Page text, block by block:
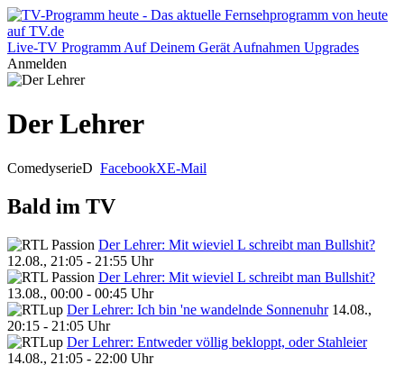
Live-TV Programm Auf Deinem Gerät Aufnahmen Upgrades
Anmelden
Der Lehrer
ComedyserieD FacebookXE-Mail
Bald im TV
Der Lehrer: Mit wieviel L schreibt man Bullshit?
12.08., 21:05 - 21:55 Uhr
Der Lehrer: Mit wieviel L schreibt man Bullshit?
13.08., 00:00 - 00:45 Uhr
Der Lehrer: Ich bin 'ne wandelnde Sonnenuhr 14.08.,
20:15 - 21:05 Uhr
Der Lehrer: Entweder völlig bekloppt, oder Stahleier
14.08., 21:05 - 22:00 Uhr